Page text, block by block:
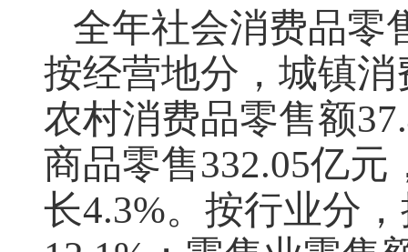
全年社会消费品零
按经营地分，城镇
农村消费品零售额
商品零售332.05亿元
长4.3%。按行业分